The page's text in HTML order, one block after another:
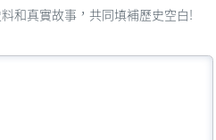
和真實故事，共同填補歷史空白!